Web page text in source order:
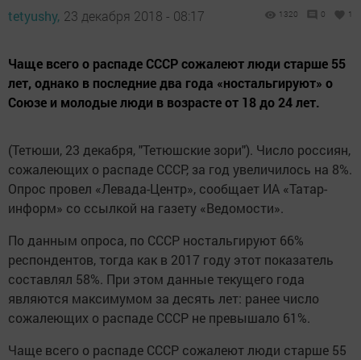
tetyushy, 23 декабря 2018 - 08:17 1320 0 1
Чаще всего о распаде СССР сожалеют люди старше 55
лет, однако в последние два года «ностальгируют» о
Союзе и молодые люди в возрасте от 18 до 24 лет.
(Тетюши, 23 декабря, "Тетюшские зори"). Число россиян,
сожалеющих о распаде СССР, за год увеличилось на 8%.
Опрос провел «Левада-Центр», сообщает ИА «Татар-
информ» со ссылкой на газету «Ведомости».
По данным опроса, по СССР ностальгируют 66%
респондентов, тогда как в 2017 году этот показатель
составлял 58%. При этом данные текущего года
являются максимумом за десять лет: ранее число
сожалеющих о распаде СССР не превышало 61%.
Чаще всего о распаде СССР сожалеют люди старше 55